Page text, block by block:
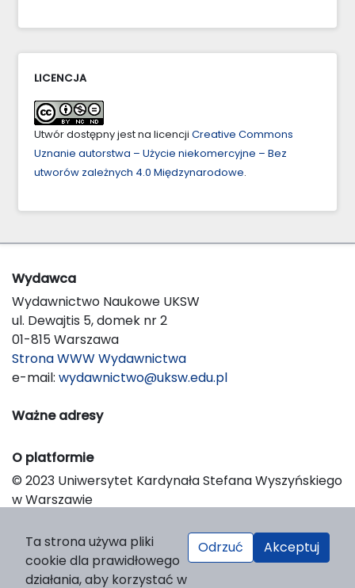
LICENCJA
Utwór dostępny jest na licencji Creative Commons
Uznanie autorstwa – Użycie niekomercyjne – Bez
utworów zależnych 4.0 Międzynarodowe.
Wydawca
Wydawnictwo Naukowe UKSW
ul. Dewajtis 5, domek nr 2
01-815 Warszawa
Strona WWW Wydawnictwa
e-mail: wydawnictwo@uksw.edu.pl
Ważne adresy
O platformie
© 2023 Uniwersytet Kardynała Stefana Wyszyńskiego
w Warszawie
Platform & Workflow by OJS/PKP
Ta strona używa pliki
cookie dla prawidłowego
działania, aby korzystać w
Odrzuć Akceptuj